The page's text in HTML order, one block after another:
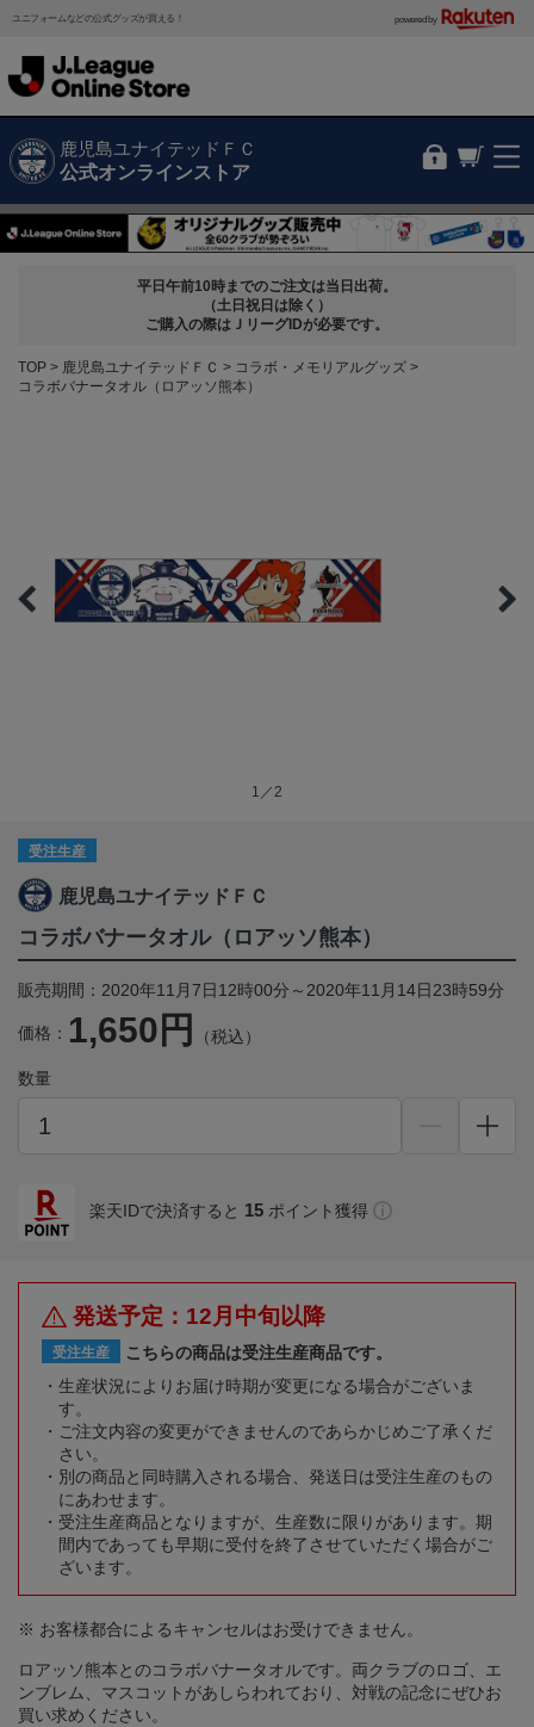
ユニフォームなどの公式グッズが買える！ powered by
鹿児島ユナイテッドＦＣ
公式オンラインストア
平日午前10時までのご注文は当日出荷。
（土日祝日は除く）
ご購入の際はＪリーグIDが必要です。
TOP 鹿児島ユナイテッドＦＣ
コラボ・メモリアルグッズ
コラボバナータオル（ロアッソ熊本）
1／2
受注生産
鹿児島ユナイテッドＦＣ
コラボバナータオル（ロアッソ熊本）
販売期間：2020年11月7日12時00分～2020年11月14日23時59分
価格： 1,650円 （税込）
数量
楽天IDで決済すると 15 ポイント獲得
発送予定：12月中旬以降
受注生産
こちらの商品は受注生産商品です。
生産状況によりお届け時期が変更になる場合がございま
す。
ご注文内容の変更ができませんのであらかじめご了承くだ
さい。
別の商品と同時購入される場合、発送日は受注生産のもの
にあわせます。
受注生産商品となりますが、生産数に限りがあります。期
間内であっても早期に受付を終了させていただく場合がご
ざいます。
※ お客様都合によるキャンセルはお受けできません。
ロアッソ熊本とのコラボバナータオルです。両クラブのロゴ、エ
ンブレム、マスコットがあしらわれており、対戦の記念にぜひお
買い求めください。